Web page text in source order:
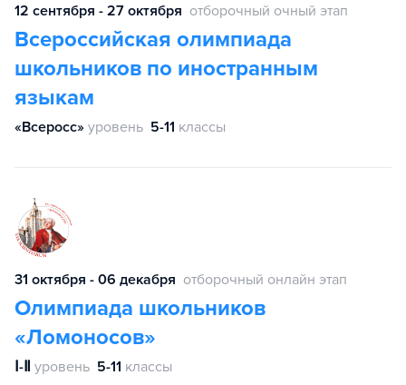
12 сентября - 27 октября отборочный очный этап
Всероссийская олимпиада
школьников по иностранным
языкам
«Всеросс» уровень 5-11 классы
31 октября - 06 декабря отборочный онлайн этап
Олимпиада школьников
«Ломоносов»
Ⅰ-Ⅱ уровень 5-11 классы